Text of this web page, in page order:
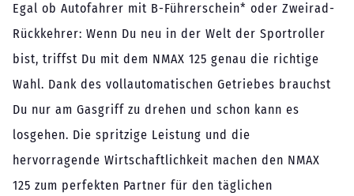
Egal ob Autofahrer mit B-Führerschein* oder Zweirad-
Rückkehrer: Wenn Du neu in der Welt der Sportroller
bist, triffst Du mit dem NMAX 125 genau die richtige
Wahl. Dank des vollautomatischen Getriebes brauchst
Du nur am Gasgriff zu drehen und schon kann es
losgehen. Die spritzige Leistung und die
hervorragende Wirtschaftlichkeit machen den NMAX
125 zum perfekten Partner für den täglichen